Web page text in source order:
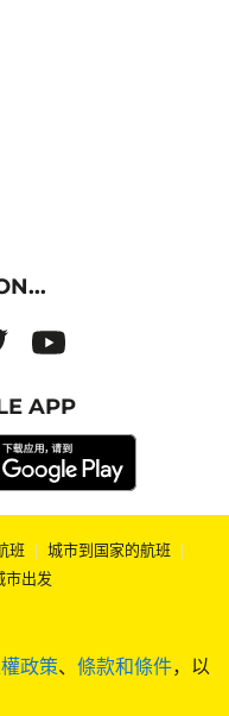
政策、 條款和條件，以
APP
班 | 城市到国家的航班 |
市出发